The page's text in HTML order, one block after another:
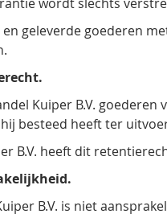
geleverde goederen
Kuiper B.V.
besteed heeft ter
B.V. heeft dit
B.V. is niet